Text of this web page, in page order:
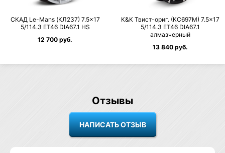
СКАД Le-Mans (КЛ237) 7.5×17
5/114.3 ET46 DIA67.1 HS
12 700 руб.
К&К Твист-ориг. (КС697М) 7.5×17
5/114.3 ET46 DIA67.1
алмазчерный
13 840 руб.
Отзывы